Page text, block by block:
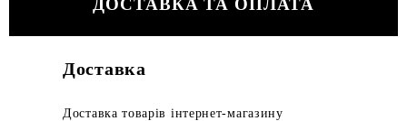
ДОСТАВКА ТА ОПЛАТА
Доставка
Доставка товарів інтернет-магазину